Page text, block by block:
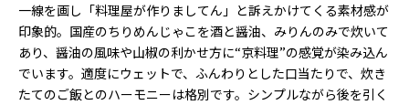
一線を画し「料理屋が作りましてん」と訴えかけてくる素材感が
印象的。国産のちりめんじゃこを酒と醤油、みりんのみで炊いて
あり、醤油の風味や山椒の利かせ方に“京料理”の感覚が染み込ん
でいます。適度にウェットで、ふんわりとした口当たりで、炊き
たてのご飯とのハーモニーは格別です。シンプルながら後を引く